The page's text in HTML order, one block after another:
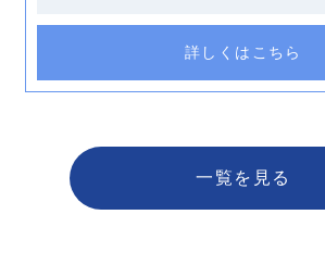
詳しくはこちら
一覧を見る